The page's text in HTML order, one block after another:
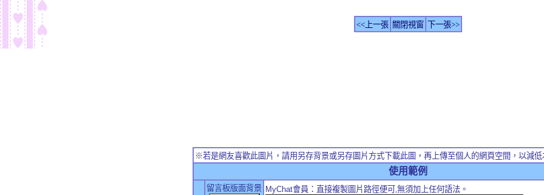
<<上一張 關閉視窗 下一張>>
※若是網友喜歡此圖片，請用另存背景或另存圖片方式下載此圖，再上傳至個人的網頁空間，以減低
使用範例
留言板版面背景 MyChat會員：直接複製圖片路徑便可,無須加上任何語法。